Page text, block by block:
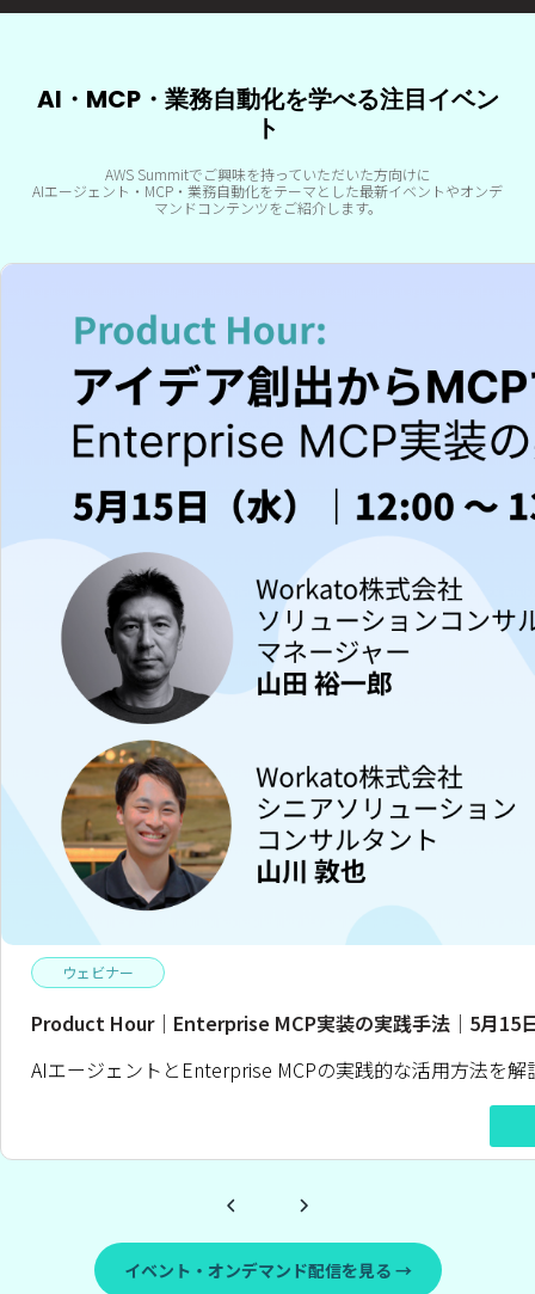
AI・MCP・業務自動化を学べる注目イベン
ト
AWS Summitでご興味を持っていただいた方向けに
AIエージェント・MCP・業務自動化をテーマとした最新イベントやオンデ
マンドコンテンツをご紹介します。
ウェビナー
Product Hour｜Enterprise MCP実装の実践手法｜5月15
AIエージェントとEnterprise MCPの実践的な活用方法を解
イベント・オンデマンド配信を見る →